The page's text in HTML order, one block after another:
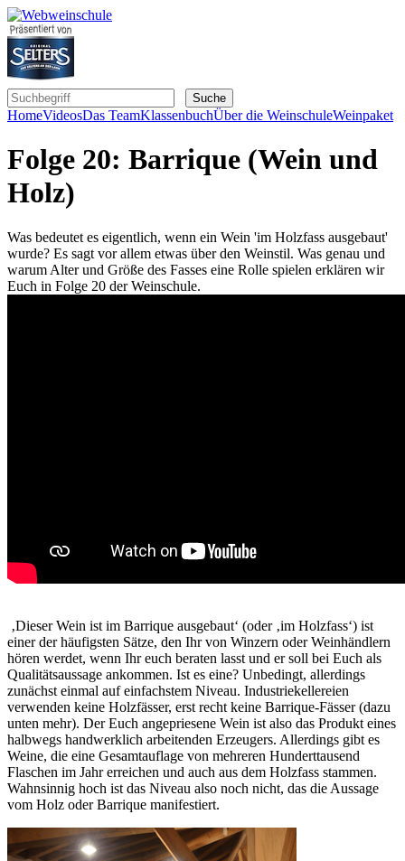
HomeVideosDas TeamKlassenbuchÜber die WeinschuleWeinpaket
Folge 20: Barrique (Wein und
Holz)
Was bedeutet es eigentlich, wenn ein Wein 'im Holzfass ausgebaut'
wurde? Es sagt vor allem etwas über den Weinstil. Was genau und
warum Alter und Größe des Fasses eine Rolle spielen erklären wir
Euch in Folge 20 der Weinschule.
‚Dieser Wein ist im Barrique ausgebaut‘ (oder ‚im Holzfass‘) ist
einer der häufigsten Sätze, den Ihr von Winzern oder Weinhändlern
hören werdet, wenn Ihr euch beraten lasst und er soll bei Euch als
Qualitätsaussage ankommen. Ist es eine? Unbedingt, allerdings
zunächst einmal auf einfachstem Niveau. Industriekellereien
verwenden keine Holzfässer, erst recht keine Barrique-Fässer (dazu
unten mehr). Der Euch angepriesene Wein ist also das Produkt eines
halbwegs handwerklich arbeitenden Erzeugers. Allerdings gibt es
Weine, die eine Gesamtauflage von mehreren Hunderttausend
Flaschen im Jahr erreichen und auch aus dem Holzfass stammen.
Wahnsinnig hoch ist das Niveau also noch nicht, das die Aussage
vom Holz oder Barrique manifestiert.